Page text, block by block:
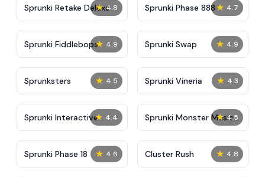
★ 4.8
Sprunki Retake Deluxe ★ 4.7
Sprunki Phase 888
★ 4.9
Sprunki Fiddlebops ★ 4.9
Sprunki Swap
★ 4.5
Sprunksters ★ 4.3
Sprunki Vineria
★ 4.4
Sprunki Interactive
Tunner
★ 4.5
Sprunki Monster Music
Beats
★ 4.6
Sprunki Phase 18 ★ 4.8
Cluster Rush